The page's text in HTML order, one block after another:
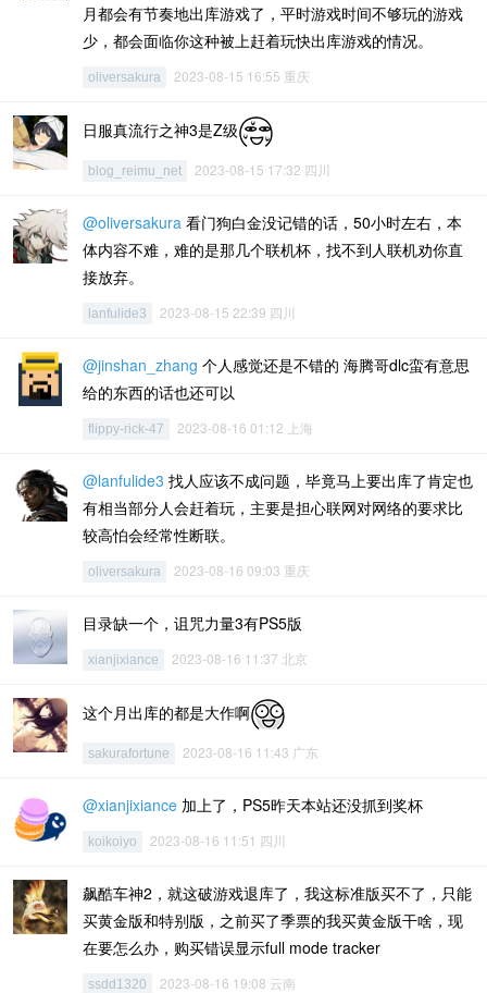
月都会有节奏地出库游戏了，平时游戏时间不够玩的游戏
少，都会面临你这种被上赶着玩快出库游戏的情况。
oliversakura 2023-08-15 16:55 重庆
日服真流行之神3是Z级
blog_reimu_net 2023-08-15 17:32 四川
@oliversakura 看门狗白金没记错的话，50小时左右，本
体内容不难，难的是那几个联机杯，找不到人联机劝你直
接放弃。
lanfulide3 2023-08-15 22:39 四川
@jinshan_zhang 个人感觉还是不错的 海腾哥dlc蛮有意思
给的东西的话也还可以
flippy-rick-47 2023-08-16 01:12 上海
@lanfulide3 找人应该不成问题，毕竟马上要出库了肯定也
有相当部分人会赶着玩，主要是担心联网对网络的要求比
较高怕会经常性断联。
oliversakura 2023-08-16 09:03 重庆
目录缺一个，诅咒力量3有PS5版
xianjixiance 2023-08-16 11:37 北京
这个月出库的都是大作啊
sakurafortune 2023-08-16 11:43 广东
@xianjixiance 加上了，PS5昨天本站还没抓到奖杯
koikoiyo 2023-08-16 11:51 四川
飙酷车神2，就这破游戏退库了，我这标准版买不了，只能
买黄金版和特别版，之前买了季票的我买黄金版干啥，现
在要怎么办，购买错误显示full mode tracker
ssdd1320 2023-08-16 19:08 云南